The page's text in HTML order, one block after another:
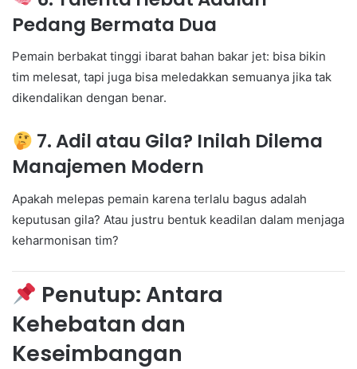
Pedang Bermata Dua
Pemain berbakat tinggi ibarat bahan bakar jet: bisa bikin
tim melesat, tapi juga bisa meledakkan semuanya jika tak
dikendalikan dengan benar.
7. Adil atau Gila? Inilah Dilema
Manajemen Modern
Apakah melepas pemain karena terlalu bagus adalah
keputusan gila? Atau justru bentuk keadilan dalam menjaga
keharmonisan tim?
Penutup: Antara
Kehebatan dan
Keseimbangan